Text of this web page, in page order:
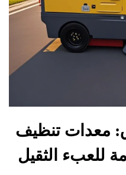
تنظيف
الثقيل